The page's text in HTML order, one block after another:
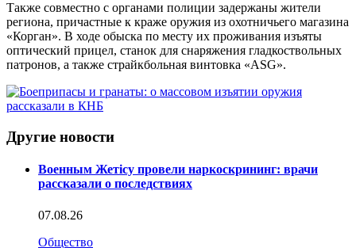
Также совместно с органами полиции задержаны жители
региона, причастные к краже оружия из охотничьего магазина
«Корган». В ходе обыска по месту их проживания изъяты
оптический прицел, станок для снаряжения гладкоствольных
патронов, а также страйкбольная винтовка «ASG».
Другие новости
Военным Жетісу провели наркоскрининг: врачи
рассказали о последствиях
07.08.26
Общество